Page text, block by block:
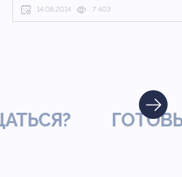
14.08.2014 7 403
ГОТОВЫ